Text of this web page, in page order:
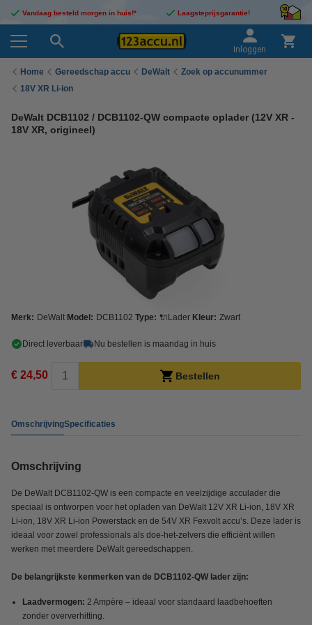
Vandaag besteld morgen in huis!* Laagsteprijsgarantie!
Inloggen
Home Gereedschap accu DeWalt
Zoek op accunummer
18V XR Li-ion
DeWalt DCB1102 / DCB1102-QW compacte oplader (12V XR -
18V XR, origineel)
Merk: DeWalt Model: DCB1102 Type: 🔌Lader Kleur: Zwart
Direct leverbaar Nu bestellen is maandag in huis
€ 24,50 Bestellen
OmschrijvingSpecificaties
Omschrijving
De DeWalt DCB1102-QW is een compacte en veelzijdige acculader die
speciaal is ontworpen voor het opladen van DeWalt 12V XR Li-ion, 18V XR
Li-ion, 18V XR Li-ion Powerstack en de 54V XR Fexvolt accu’s. Deze lader is
ideaal voor zowel professionals als doe-het-zelvers die efficiënt willen
werken met meerdere DeWalt gereedschappen.
De belangrijkste kenmerken van de DCB1102-QW lader zijn:
Laadvermogen: 2 Ampère – ideaal voor standaard laadbehoeften
zonder oververhitting.